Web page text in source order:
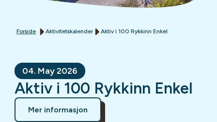
Forside Aktivitetskalender Aktiv i 100 Rykkinn Enkel
04. May 2026
Aktiv i 100 Rykkinn Enkel
Mer informasjon